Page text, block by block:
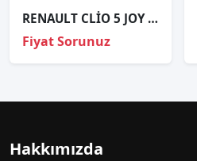
RENAULT CLİO 5 JOY SAĞ FAR ORJİNAL SIFIR MAİS 260100902R
Fiyat Sorunuz
Hakkımızda